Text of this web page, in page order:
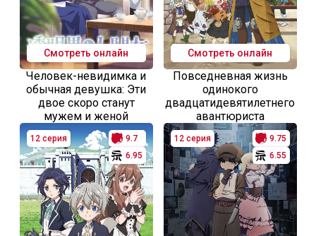
Смотреть онлайн
Человек-невидимка и
обычная девушка: Эти
двое скоро станут
мужем и женой
Смотреть онлайн
Повседневная жизнь
одинокого
двадцатидевятилетнего
авантюриста
12 серия
9.7
6.95
12 серия
9.75
6.55